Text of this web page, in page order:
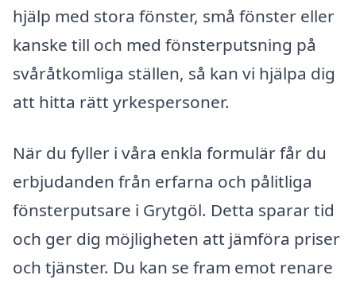
hjälp med stora fönster, små fönster eller
kanske till och med fönsterputsning på
svåråtkomliga ställen, så kan vi hjälpa dig
att hitta rätt yrkespersoner.
När du fyller i våra enkla formulär får du
erbjudanden från erfarna och pålitliga
fönsterputsare i Grytgöl. Detta sparar tid
och ger dig möjligheten att jämföra priser
och tjänster. Du kan se fram emot renare